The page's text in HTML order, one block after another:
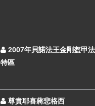
2007年貝諾法王金剛盔甲
特區
尊貴耶喜蔣悲格西